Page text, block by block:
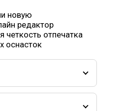
новую
редактор
четкость отпечатка
оснасток
50х20 мм
+ 250 руб/1шт.